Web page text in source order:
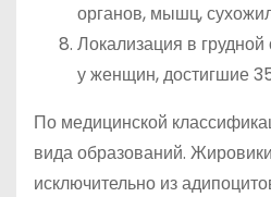
органов, мышц,
Локализация в
у женщин, достигшие
По медицинской
вида образований.
исключительно из